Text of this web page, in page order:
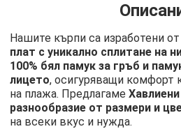
Нашите кърпи са изработени от
плат с уникално сплитане на
100% бял памук за гръб и
лицето, осигуряващи комфорт
на плажа. Предлагаме
разнообразие от размери и
на всеки вкус и нужда.